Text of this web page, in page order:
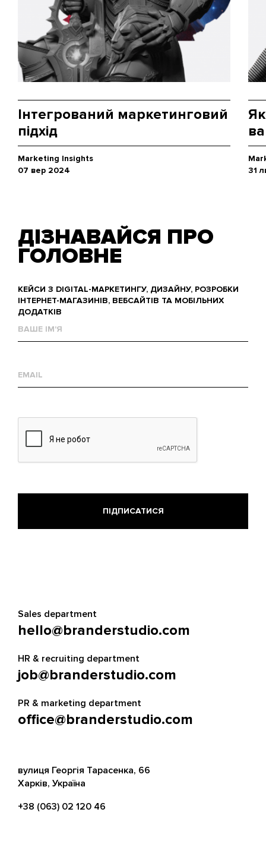
Інтегрований маркетинговий
підхід
Marketing Insights
07 вер 2024
31
ДІЗНАВАЙСЯ ПРО
ГОЛОВНЕ
КЕЙСИ З DIGITAL-МАРКЕТИНГУ, ДИЗАЙНУ, РОЗРОБКИ
ІНТЕРНЕТ-МАГАЗИНІВ, ВЕБСАЙТІВ ТА МОБІЛЬНИХ
ДОДАТКІВ
им'я
mail
Sales department
hello@branderstudio.com
HR & recruiting department
job@branderstudio.com
PR & marketing department
office@branderstudio.com
вулиця Георгія Тарасенка, 66
Харків, Україна
+38 (063) 02 120 46